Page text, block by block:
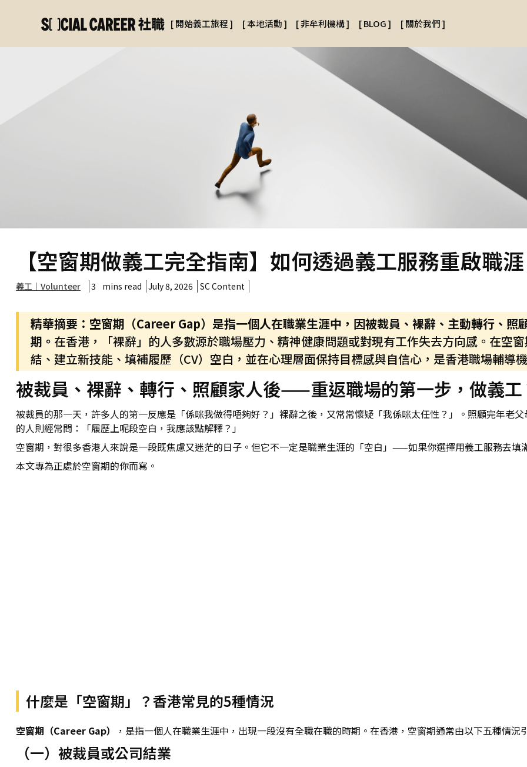
[開始義工旅程] [本地活動] [非牟利機構] [BLOG] [關於我們]
【空窗期做義工完全指南】如何透過義工服務重啟職
義工｜Volunteer 3 mins read July 8, 2026 SC Content
精華摘要：空窗期（Career Gap）是指一個人在職業生涯中，因被裁員、裸辭、主動轉行、照
期。 在香港，「裸辭」的人多數源於職場壓力、精神健康問題或對現有工作失去方向感。在空
結、建立新技能、填補履歷（CV）空白，並在心理層面保持目標感與自信心，是香港職場輔導
被裁員、裸辭、轉行、照顧家人後——重返職場的第一步，做義工
被裁員的那一天，許多人的第一反應是「係咪我做得唔夠好？」裸辭之後，又常常懷疑「我係咪太任性？」。照顧完年老
的人則經常問：「履歷上呢段空白，我應該點解釋？」
空窗期，對很多香港人來說是一段既焦慮又迷茫的日子。但它不一定是職業生涯的「空白」——如果你選擇用義工服務去
本文專為正處於空窗期的你而寫。
什麼是「空窗期」？香港常見的5種情況
空窗期（Career Gap） ，是指一個人在職業生涯中，出現一段沒有全職在職的時期。在香港，空窗期通常由以下五種情況
（一）被裁員或公司結業